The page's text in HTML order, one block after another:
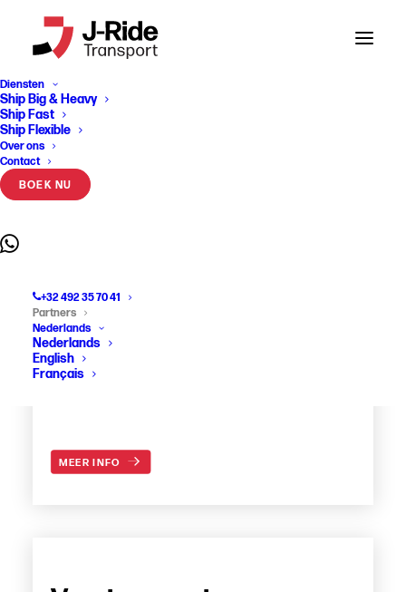
Diensten
Ship Big & Heavy
Ship Fast
Ship Flexible
Over ons
Contact
BOEK NU
+32 492 35 70 41
Partners
Nederlands
Nederlands
English
Français
Home Word Partner
Word Partner
Klaar om kennis te maken met ons? Zet
alvast jouw transport klaar, dan doen wij de
rest.
Word een J-Ride
chauffeur
MEER INFO